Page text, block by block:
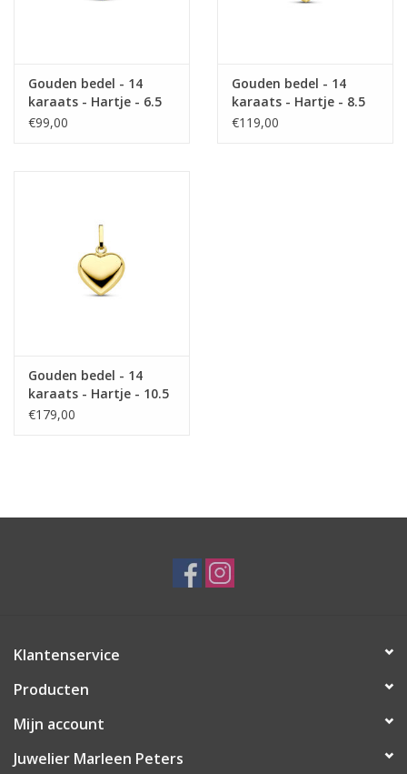
Gouden bedel - 14
karaats - Hartje - 6.5
mm
€99,00
Gouden bedel - 14
karaats - Hartje - 8.5
mm
€119,00
Gouden bedel - 14
karaats - Hartje - 10.5
mm
€179,00
Klantenservice
Producten
Mijn account
Juwelier Marleen Peters